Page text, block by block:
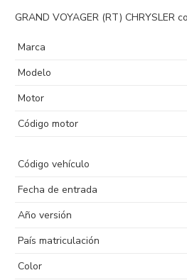
GRAND VOYAGER (RT) CHRYSLER
Marca
Modelo
Motor
Código motor
Código vehículo
Fecha de entrada
Año versión
País matriculación
Color